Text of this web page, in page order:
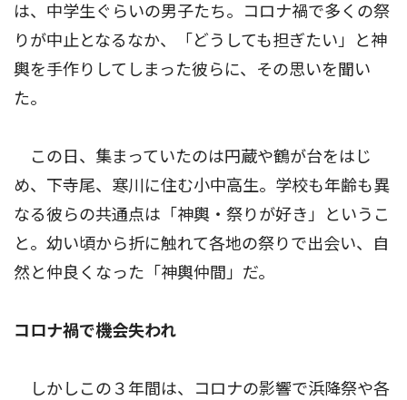
は、中学生ぐらいの男子たち。コロナ禍で多くの祭
りが中止となるなか、「どうしても担ぎたい」と神
輿を手作りしてしまった彼らに、その思いを聞い
た。
この日、集まっていたのは円蔵や鶴が台をはじ
め、下寺尾、寒川に住む小中高生。学校も年齢も異
なる彼らの共通点は「神輿・祭りが好き」というこ
と。幼い頃から折に触れて各地の祭りで出会い、自
然と仲良くなった「神輿仲間」だ。
コロナ禍で機会失われ
しかしこの３年間は、コロナの影響で浜降祭や各